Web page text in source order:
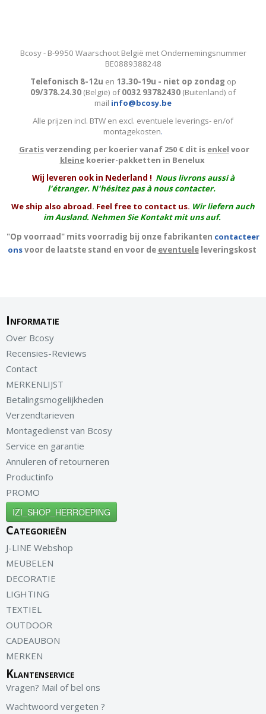
Bcosy - B-9950 Waarschoot België met Ondernemingsnummer
BE0889388248
Telefonisch 8-12u en 13.30-19u - niet op zondag op
09/378.24.30 (België) of0032 93782430 (Buitenland) of
mail info@bcosy.be
Alle prijzen incl. BTW en excl. eventuele leverings- en/of
montagekosten.
Gratisverzending per koerier vanaf 250 € dit is enkel voor
kleinekoerier-pakketten in Benelux
Wij leveren ook in Nederland ! Nous livrons aussi à
l'étranger. N'hésitez pas à nous contacter.
We ship also abroad. Feel free to contact us. Wir liefern auch
im Ausland. Nehmen Sie Kontakt mit uns auf.
"Op voorraad" mits voorradig bij onze fabrikanten contacteer
onsvoor de laatste stand en voor de eventueleleveringskost
Informatie
Over Bcosy
Recensies-Reviews
Contact
MERKENLIJST
Betalingsmogelijkheden
Verzendtarieven
Montagedienst van Bcosy
Service en garantie
Annuleren of retourneren
Productinfo
PROMO
IZI_SHOP_HERROEPING
Categorieën
J-LINE Webshop
MEUBELEN
DECORATIE
LIGHTING
TEXTIEL
OUTDOOR
CADEAUBON
MERKEN
Klantenservice
Vragen? Mail of bel ons
Wachtwoord vergeten ?